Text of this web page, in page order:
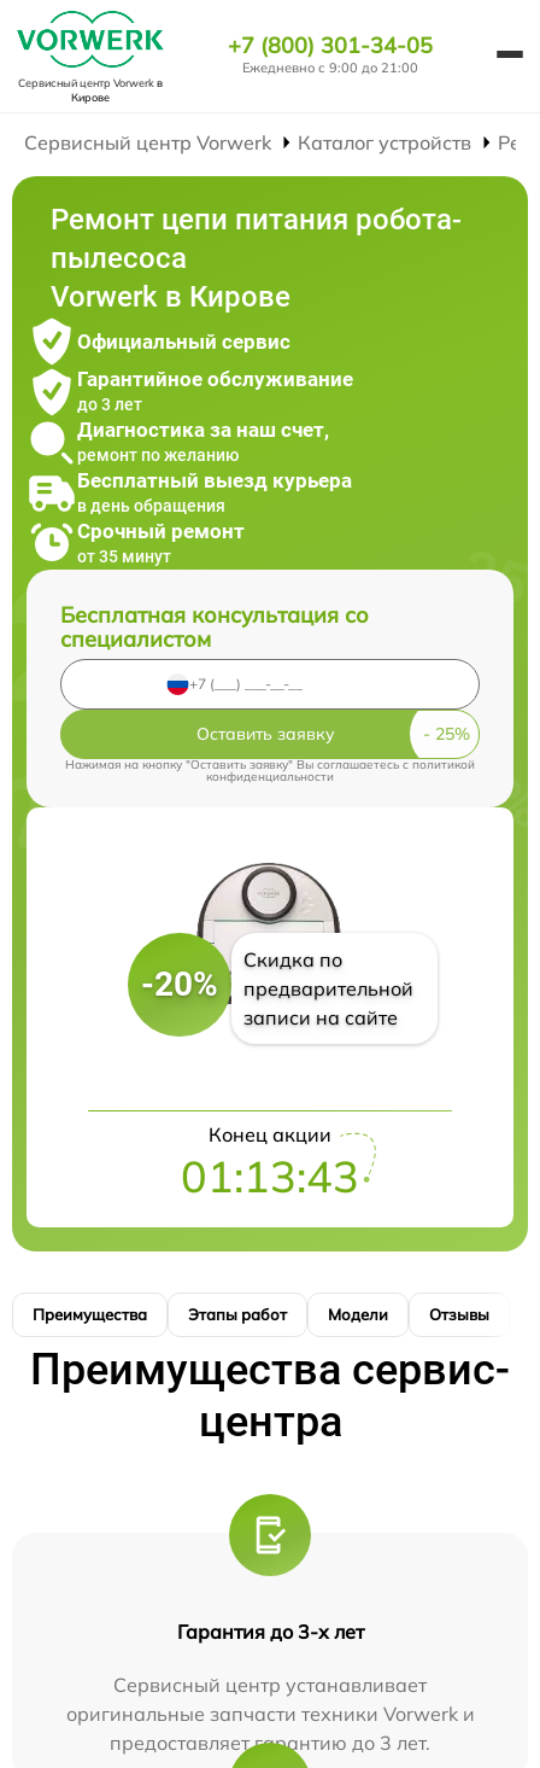
Сервисный центр Vorwerkв
Кирове
+7 (800) 301-34-05
Ежедневно с 9:00 до 21:00
Сервисный центр Vorwerk Каталог устройств
Ремонт цепи питания робота-
пылесоса
Vorwerk в Кирове
Официальный сервис
Гарантийное обслуживание
до 3 лет
Диагностика за наш счет,
ремонт по желанию
Бесплатный выезд курьера
в день обращения
Срочный ремонт
от 35 минут
Бесплатная консультация со
специалистом
Оставить заявку
Нажимая на кнопку "Оставить заявку" Вы соглашаетесь cполитикой
конфиденциальности
-20%
Скидка по
предварительной
записи на сайте
Конец акции
01:13:43
Преимущества Этапы работ Модели Отзывы
Преимущества сервис-
центра
Гарантия до 3-х лет
Сервисный центр устанавливает
оригинальные запчасти техники Vorwerk и
предоставляет гарантию до 3 лет.